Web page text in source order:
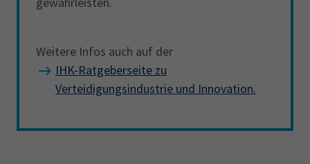
Weitere Infos auch auf der
IHK-Ratgeberseite zu
Verteidigungsindustrie und Innovation.